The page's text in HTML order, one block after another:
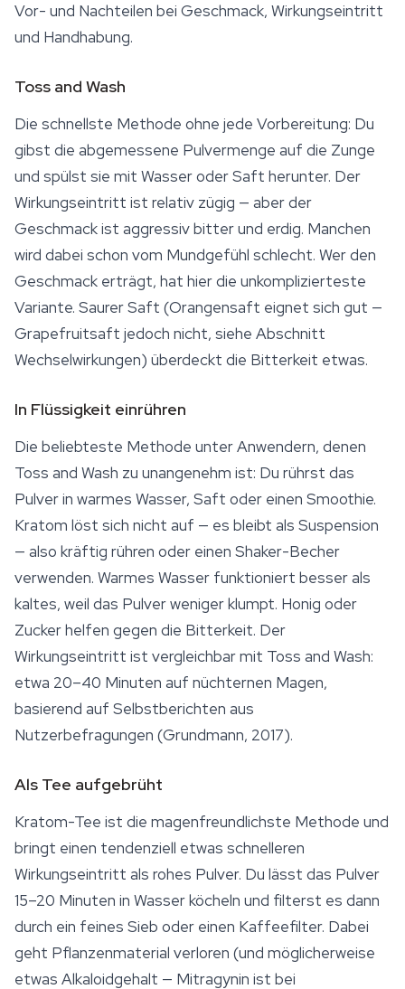
Vor- und Nachteilen bei Geschmack, Wirkungseintritt
und Handhabung.
Toss and Wash
Die schnellste Methode ohne jede Vorbereitung: Du
gibst die abgemessene Pulvermenge auf die Zunge
und spülst sie mit Wasser oder Saft herunter. Der
Wirkungseintritt ist relativ zügig — aber der
Geschmack ist aggressiv bitter und erdig. Manchen
wird dabei schon vom Mundgefühl schlecht. Wer den
Geschmack erträgt, hat hier die unkomplizierteste
Variante. Saurer Saft (Orangensaft eignet sich gut —
Grapefruitsaft jedoch nicht, siehe Abschnitt
Wechselwirkungen) überdeckt die Bitterkeit etwas.
In Flüssigkeit einrühren
Die beliebteste Methode unter Anwendern, denen
Toss and Wash zu unangenehm ist: Du rührst das
Pulver in warmes Wasser, Saft oder einen Smoothie.
Kratom löst sich nicht auf — es bleibt als Suspension
— also kräftig rühren oder einen Shaker-Becher
verwenden. Warmes Wasser funktioniert besser als
kaltes, weil das Pulver weniger klumpt. Honig oder
Zucker helfen gegen die Bitterkeit. Der
Wirkungseintritt ist vergleichbar mit Toss and Wash:
etwa 20–40 Minuten auf nüchternen Magen,
basierend auf Selbstberichten aus
Nutzerbefragungen (Grundmann, 2017).
Als Tee aufgebrüht
Kratom-Tee ist die magenfreundlichste Methode und
bringt einen tendenziell etwas schnelleren
Wirkungseintritt als rohes Pulver. Du lässt das Pulver
15–20 Minuten in Wasser köcheln und filterst es dann
durch ein feines Sieb oder einen Kaffeefilter. Dabei
geht Pflanzenmaterial verloren (und möglicherweise
etwas Alkaloidgehalt — Mitragynin ist bei